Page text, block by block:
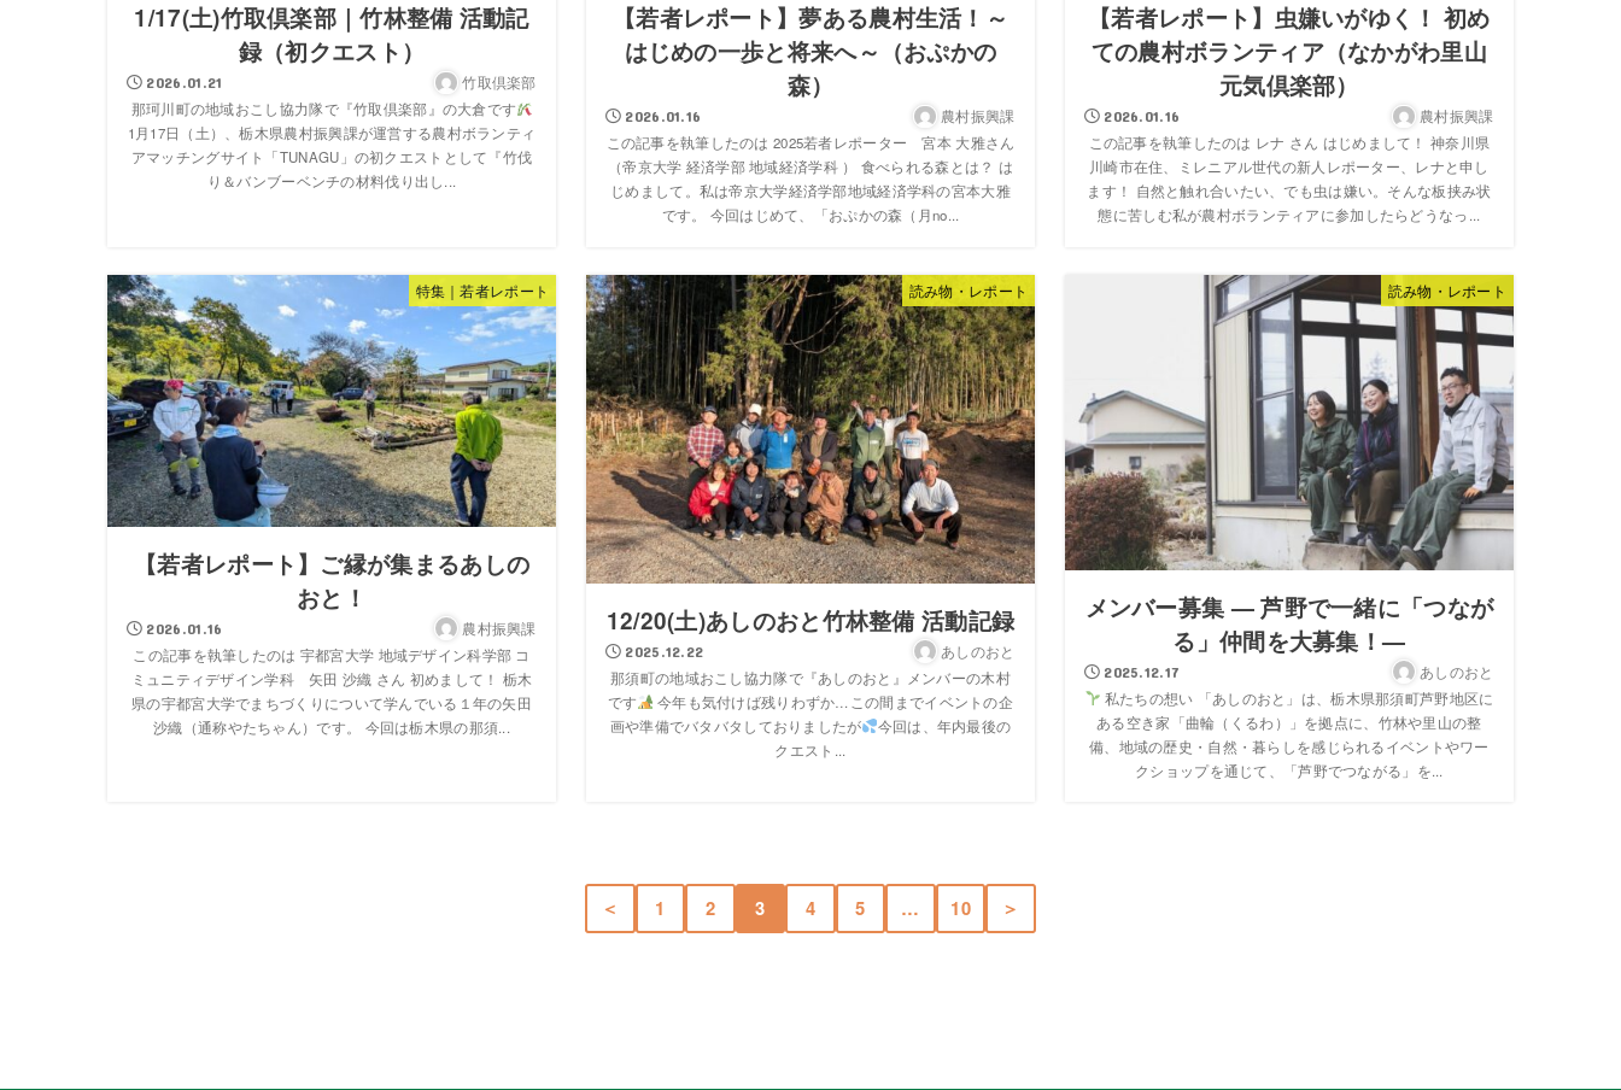
1/17(土)竹取倶楽部｜竹林整備 活動記
録（初クエスト）
2026.01.21 竹取倶楽部
那珂川町の地域おこし協力隊で『竹取倶楽部』の大倉です
1月17日（土）、栃木県農村振興課が運営する農村ボランティ
アマッチングサイト「TUNAGU」の初クエストとして『竹伐
り＆バンブーベンチの材料伐り出し...
【若者レポート】夢ある農村生活！～
はじめの一歩と将来へ～（おぷかの
森）
2026.01.16 農村振興課
この記事を執筆したのは 2025若者レポーター 宮本 大雅さん
（帝京大学 経済学部 地域経済学科 ） 食べられる森とは？ は
じめまして。私は帝京大学経済学部地域経済学科の宮本大雅
です。 今回はじめて、「おぷかの森（月no...
【若者レポート】虫嫌いがゆく！ 初め
ての農村ボランティア（なかがわ里山
元気倶楽部）
2026.01.16 農村振興課
この記事を執筆したのは レナ さん はじめまして！ 神奈川県
川崎市在住、ミレニアル世代の新人レポーター、レナと申し
ます！ 自然と触れ合いたい、でも虫は嫌い。そんな板挟み状
態に苦しむ私が農村ボランティアに参加したらどうなっ...
特集｜若者レポート
【若者レポート】ご縁が集まるあしの
おと！
2026.01.16 農村振興課
この記事を執筆したのは 宇都宮大学 地域デザイン科学部 コ
ミュニティデザイン学科 矢田 沙織 さん 初めまして！ 栃木
県の宇都宮大学でまちづくりについて学んでいる１年の矢田
沙織（通称やたちゃん）です。 今回は栃木県の那須...
読み物・レポート
12/20(土)あしのおと竹林整備 活動記録
2025.12.22 あしのおと
那須町の地域おこし協力隊で『あしのおと』メンバーの木村
です
今年も気付けば残りわずか…この間までイベントの企
画や準備でバタバタしておりましたが
今回は、年内最後の
クエスト...
読み物・レポート
メンバー募集 — 芦野で一緒に「つなが
る」仲間を大募集！—
2025.12.17 あしのおと
私たちの想い 「あしのおと」は、栃木県那須町芦野地区に
ある空き家「曲輪（くるわ）」を拠点に、竹林や里山の整
備、地域の歴史・自然・暮らしを感じられるイベントやワー
クショップを通じて、「芦野でつながる」を...
＜ 1 2 3 4 5 … 10 ＞